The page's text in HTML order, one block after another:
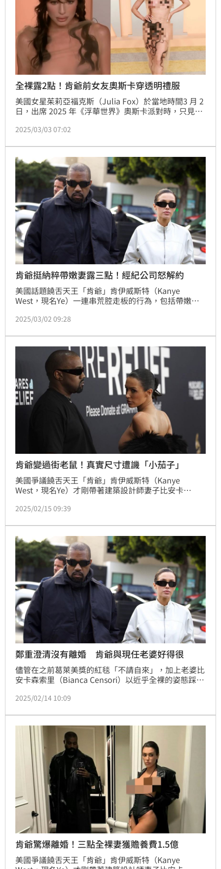
全裸露2點！肯爺前女友奧斯卡穿透明禮服
美國女星茱莉亞福克斯（Julia Fox）於當地時間3 月 2
日，出席 2025 年《浮華世界》奧斯卡派對時，只見她
蓋了胯下和乳溝，引發高度關注。外界與她前任「肯
（Bianca Censori），在 2025 年葛萊美頒獎典禮上所
穿的透明禮服進行了比較。
2025/03/03 07:02
肯爺挺納粹帶嫩妻露三點！經紀公司怒解約
美國話題饒舌天王「肯爺」肯伊威斯特（Kanye
West，現名Ye）一連串荒腔走板的行為，包括帶嫩妻
紗，在社群平台上罵泰勒絲、猶太人，更發表他所販賣
公司終於受不了宣布與他解約！
2025/03/02 09:28
肯爺變過街老鼠！真實尺寸遭譏「小茄子」
美國爭議饒舌天王「肯爺」肯伊威斯特（Kanye
West，現名Ye）才剛帶著建築設計師妻子比安卡
又在超級盃痛罵泰勒絲、猶太人，更在官網販售納粹卐
為損失高達14.8億元台幣，更爆出他已與老婆分居離
婚，對此他的經紀人發聲了。
2025/02/15 09:39
鄭重澄清沒有離婚 肯爺與現任老婆好得很
儘管在之前葛萊美獎的紅毯「不請自來」，加上老婆比
安卡森索里（Bianca Censori）以近乎全裸的姿態踩
West）正在辦理離婚，但是這則消息遭到否認。
2025/02/14 10:09
肯爺驚爆離婚！三點全裸妻獲贍養費1.5億
美國爭議饒舌天王「肯爺」肯伊威斯特（Kanye